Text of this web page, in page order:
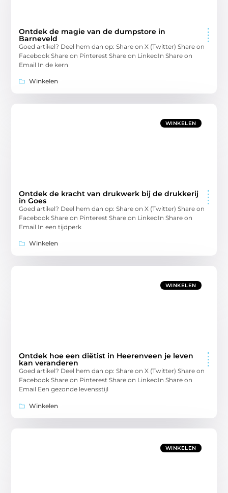
Ontdek de magie van de dumpstore in
Barneveld
Goed artikel? Deel hem dan op: Share on X (Twitter) Share on
Facebook Share on Pinterest Share on LinkedIn Share on
Email In de kern
Winkelen
WINKELEN
Ontdek de kracht van drukwerk bij de drukkerij
in Goes
Goed artikel? Deel hem dan op: Share on X (Twitter) Share on
Facebook Share on Pinterest Share on LinkedIn Share on
Email In een tijdperk
Winkelen
WINKELEN
Ontdek hoe een diëtist in Heerenveen je leven
kan veranderen
Goed artikel? Deel hem dan op: Share on X (Twitter) Share on
Facebook Share on Pinterest Share on LinkedIn Share on
Email Een gezonde levensstijl
Winkelen
WINKELEN